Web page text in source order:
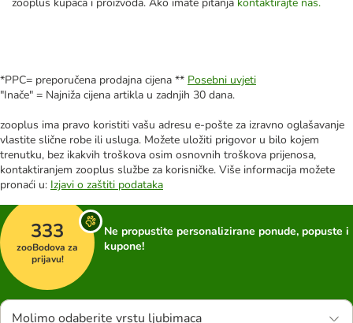
zooplus kupaca i proizvoda. Ako imate pitanja kontaktirajte nas.
*PPC= preporučena prodajna cijena ** Posebni uvjeti
"Inače" = Najniža cijena artikla u zadnjih 30 dana.
zooplus ima pravo koristiti vašu adresu e-pošte za izravno oglašavanje
vlastite slične robe ili usluga. Možete uložiti prigovor u bilo kojem
trenutku, bez ikakvih troškova osim osnovnih troškova prijenosa,
kontaktiranjem zooplus službe za korisničke. Više informacija možete
pronaći u: Izjavi o zaštiti podataka
333
zooBodova za
prijavu!
Ne propustite personalizirane ponude, popuste i
kupone!
Molimo odaberite vrstu ljubimaca